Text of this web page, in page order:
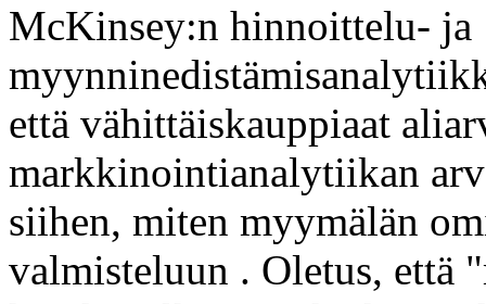
McKinsey:n hinnoittelu- ja
että vähittäiskauppiaat
markkinointianalytiikan
siihen, miten myymälän
valmisteluun . Oletus, että